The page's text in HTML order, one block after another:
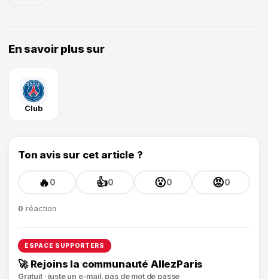
En savoir plus sur
Club
Ton avis sur cet article ?
🔥0 👍0 😮0 😡0
0 réaction
ESPACE SUPPORTERS
🚀 Rejoins la communauté AllezParis
Gratuit · juste un e-mail, pas de mot de passe